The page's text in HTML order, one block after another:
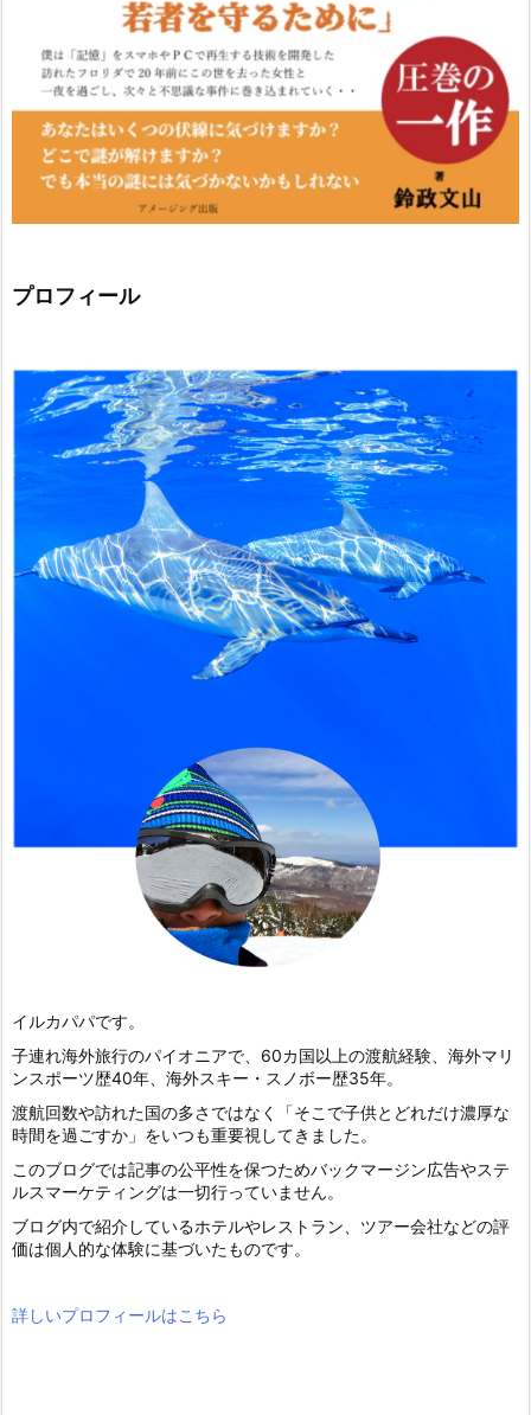
プロフィール
イルカパパです。
子連れ海外旅行のパイオニアで、60カ国以上の渡航経験、海外マリ
ンスポーツ歴40年、海外スキー・スノボー歴35年。
渡航回数や訪れた国の多さではなく「そこで子供とどれだけ濃厚な
時間を過ごすか」をいつも重要視してきました。
このブログでは記事の公平性を保つためバックマージン広告やステ
ルスマーケティングは一切行っていません。
ブログ内で紹介しているホテルやレストラン、ツアー会社などの評
価は個人的な体験に基づいたものです。
詳しいプロフィールはこちら